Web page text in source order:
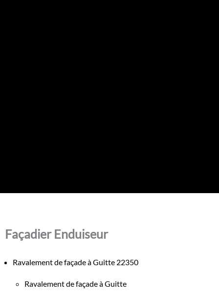
Façadier Enduiseur
Ravalement de façade à Guitte 22350
Ravalement de façade à Guitte